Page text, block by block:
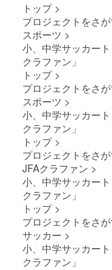
トップ >
プロジェクトをさ
スポーツ >
小、中学サッカー
クラファン」
トップ >
プロジェクトをさ
スポーツ >
小、中学サッカー
クラファン」
トップ >
プロジェクトをさ
JFAクラファン >
小、中学サッカー
クラファン」
トップ >
プロジェクトをさ
サッカー >
小、中学サッカー
クラファン」